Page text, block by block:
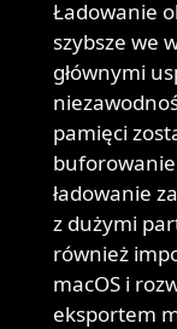
Ładowanie
szybsze we
głównymi
pamięci
ładowanie
z dużymi
również
macOS i
eksportem